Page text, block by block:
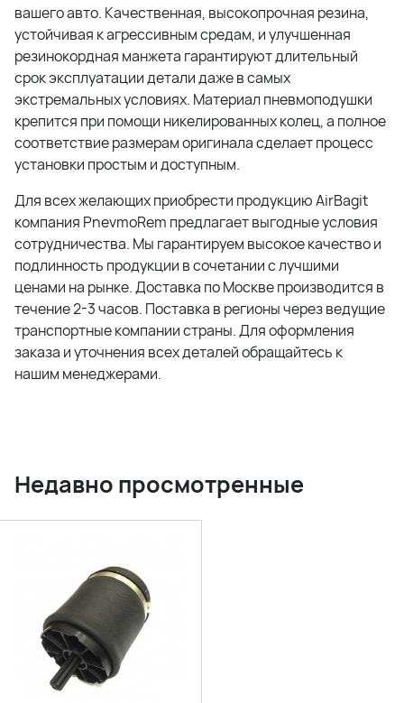
вашего авто. Качественная, высокопрочная резина,
устойчивая к агрессивным средам, и улучшенная
резинокордная манжета гарантируют длительный
срок эксплуатации детали даже в самых
экстремальных условиях. Материал пневмоподушки
крепится при помощи никелированных колец, а полное
соответствие размерам оригинала сделает процесс
установки простым и доступным.
Для всех желающих приобрести продукцию AirBagit
компания PnevmoRem предлагает выгодные условия
сотрудничества. Мы гарантируем высокое качество и
подлинность продукции в сочетании с лучшими
ценами на рынке. Доставка по Москве производится в
течение 2-3 часов. Поставка в регионы через ведущие
транспортные компании страны. Для оформления
заказа и уточнения всех деталей обращайтесь к
нашим менеджерами.
Недавно просмотренные